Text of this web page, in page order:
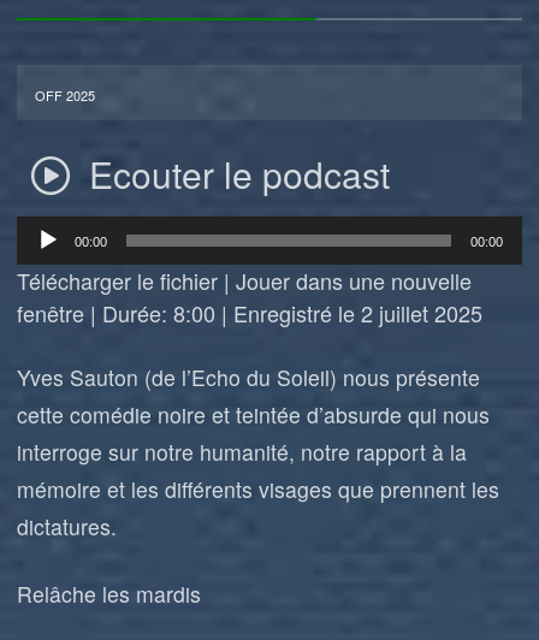
OFF 2025
Ecouter le podcast
Lecteur
audio
00:00 00:00
Télécharger le fichier |Jouer dans une nouvelle
fenêtre | Durée: 8:00 | Enregistré le 2 juillet 2025
Yves Sauton (de l’Echo du Soleil) nous présente
cette comédie noire et teintée d’absurde qui nous
interroge sur notre humanité, notre rapport à la
mémoire et les différents visages que prennent les
dictatures.
Relâche les mardis